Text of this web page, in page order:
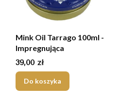
Mink Oil Tarrago 100ml -
Impregnująca
Cena
39,00 zł
Do koszyka